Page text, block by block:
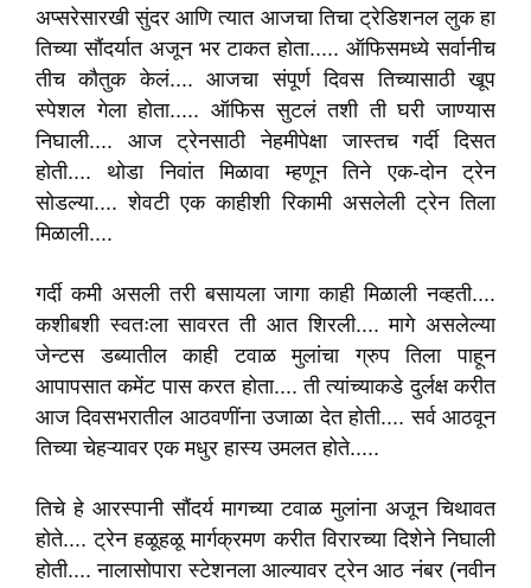
अप्सरेसारखी सुंदर आणि त्यात आजचा तिचा ट्रेडिशनल लुक हा
तिच्या सौंदर्यात अजून भर टाकत होता..... ऑफिसमध्ये सर्वानीच
तीच कौतुक केलं.... आजचा संपूर्ण दिवस तिच्यासाठी खूप
स्पेशल गेला होता..... ऑफिस सुटलं तशी ती घरी जाण्यास
निघाली.... आज ट्रेनसाठी नेहमीपेक्षा जास्तच गर्दी दिसत
होती.... थोडा निवांत मिळावा म्हणून तिने एक-दोन ट्रेन
सोडल्या.... शेवटी एक काहीशी रिकामी असलेली ट्रेन तिला
मिळाली....
गर्दी कमी असली तरी बसायला जागा काही मिळाली नव्हती....
कशीबशी स्वतःला सावरत ती आत शिरली.... मागे असलेल्या
जेन्टस डब्यातील काही टवाळ मुलांचा ग्रुप तिला पाहून
आपापसात कमेंट पास करत होता.... ती त्यांच्याकडे दुर्लक्ष करीत
आज दिवसभरातील आठवणींना उजाळा देत होती.... सर्व आठवून
तिच्या चेहऱ्यावर एक मधुर हास्य उमलत होते.....
तिचे हे आरस्पानी सौंदर्य मागच्या टवाळ मुलांना अजून चिथावत
होते.... ट्रेन हळूहळू मार्गक्रमण करीत विरारच्या दिशेने निघाली
होती.... नालासोपारा स्टेशनला आल्यावर ट्रेन आठ नंबर (नवीन